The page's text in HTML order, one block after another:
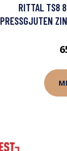
RITTAL TS8
PRESSGJUTEN